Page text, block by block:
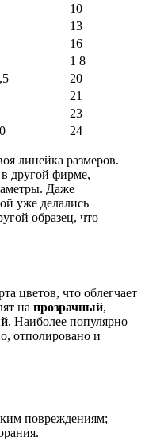
10
13
16
1 8
20
21
23
24
линейка размеров.
другой фирме,
Даже
уже делались
образец, что
цветов, что облегчает
на прозрачный,
. Наиболее популярно
отполировано и
повреждениям;